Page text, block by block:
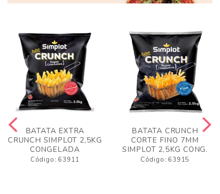
BATATA EXTRA
CRUNCH SIMPLOT 2,5KG
CONGELADA
Código: 63911
BATATA CRUNCH
CORTE FINO 7MM
SIMPLOT 2,5KG CONG.
Código: 63915